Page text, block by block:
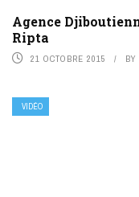
Agence
Ripta
21 OCTOBRE 2015 BY
VIDÉO